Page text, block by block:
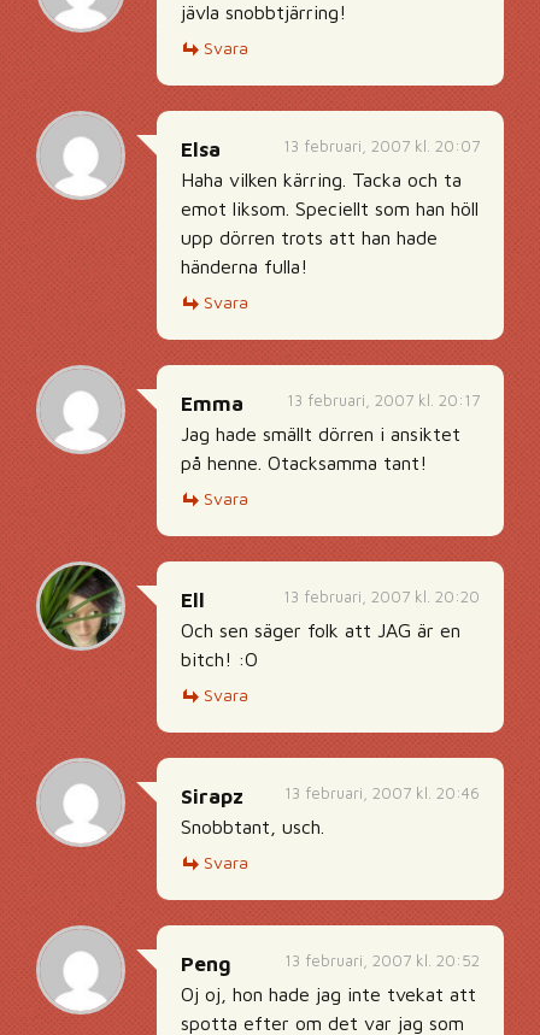
jävla snobbtjärring!
Svara
13 februari, 2007 kl. 20:07
Elsa
Haha vilken kärring. Tacka och ta
emot liksom. Speciellt som han höll
upp dörren trots att han hade
händerna fulla!
Svara
13 februari, 2007 kl. 20:17
Emma
Jag hade smällt dörren i ansiktet
på henne. Otacksamma tant!
Svara
13 februari, 2007 kl. 20:20
Ell
Och sen säger folk att JAG är en
bitch! :O
Svara
13 februari, 2007 kl. 20:46
Sirapz
Snobbtant, usch.
Svara
13 februari, 2007 kl. 20:52
Peng
Oj oj, hon hade jag inte tvekat att
spotta efter om det var jag som